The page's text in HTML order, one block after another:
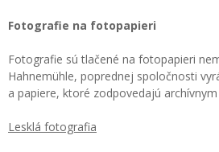
Fotografie na fotopapieri
Fotografie sú tlačené na fotopapieri
Hahnemühle, poprednej spoločnosti
a papiere, ktoré zodpovedajú
Lesklá fotografia